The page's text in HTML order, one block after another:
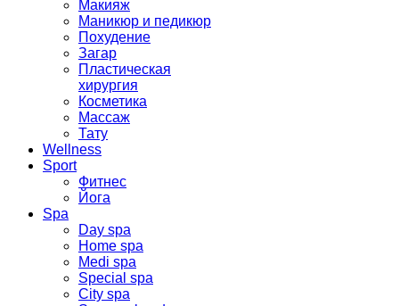
Макияж
Маникюр и педикюр
Похудение
Загар
Пластическая
хирургия
Косметика
Массаж
Тату
Wellness
Sport
Фитнес
Йога
Spa
Day spa
Home spa
Medi spa
Special spa
City spa